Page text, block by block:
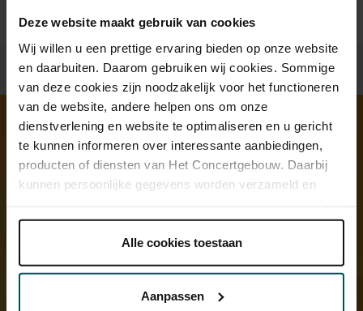
Deze website maakt gebruik van cookies
Wij willen u een prettige ervaring bieden op onze website
en daarbuiten. Daarom gebruiken wij cookies. Sommige
van deze cookies zijn noodzakelijk voor het functioneren
van de website, andere helpen ons om onze
dienstverlening en website te optimaliseren en u gericht
te kunnen informeren over interessante aanbiedingen,
producten of diensten van Het Concertgebouw. Daarbij
kunnen persoonlijke gegevens worden verzameld en
onder 'aanpassen' zelf welke cookies wij mogen
Lees onze cookieverklaring hier. Lees onze
Alle cookies toestaan
Aanpassen
Ontdek meer